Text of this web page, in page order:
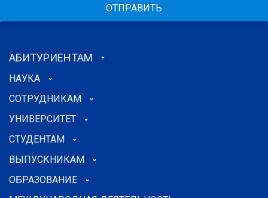
ОТПРАВИТЬ
АБИТУРИЕНТАМ
НАУКА
СОТРУДНИКАМ
УНИВЕРСИТЕТ
СТУДЕНТАМ
ВЫПУСКНИКАМ
ОБРАЗОВАНИЕ